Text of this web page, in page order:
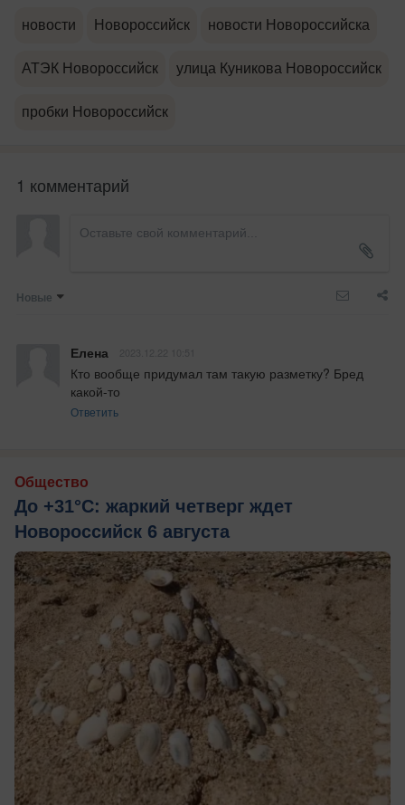
новости Новороссийск новости Новороссийска
АТЭК Новороссийск улица Куникова Новороссийск
пробки Новороссийск
1 комментарий
Новые
Елена
Кто вообще придумал там такую разметку? Бред
какой-то
Ответить
Общество
До +31°C: жаркий четверг ждет
Новороссийск 6 августа